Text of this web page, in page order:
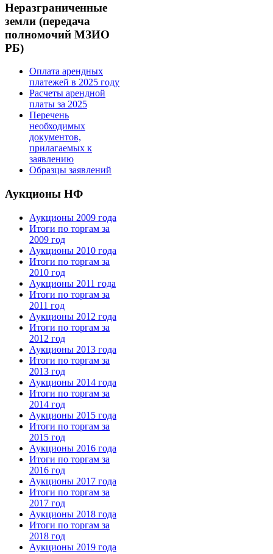
Неразграниченные
земли (передача
полномочий МЗИО
РБ)
Оплата арендных
платежей в 2025 году
Расчеты арендной
платы за 2025
Перечень
необходимых
документов,
прилагаемых к
заявлению
Образцы заявлений
Аукционы НФ
Аукционы 2009 года
Итоги по торгам за
2009 год
Аукционы 2010 года
Итоги по торгам за
2010 год
Аукционы 2011 года
Итоги по торгам за
2011 год
Аукционы 2012 года
Итоги по торгам за
2012 год
Аукционы 2013 года
Итоги по торгам за
2013 год
Аукционы 2014 года
Итоги по торгам за
2014 год
Аукционы 2015 года
Итоги по торгам за
2015 год
Аукционы 2016 года
Итоги по торгам за
2016 год
Аукционы 2017 года
Итоги по торгам за
2017 год
Аукционы 2018 года
Итоги по торгам за
2018 год
Аукционы 2019 года